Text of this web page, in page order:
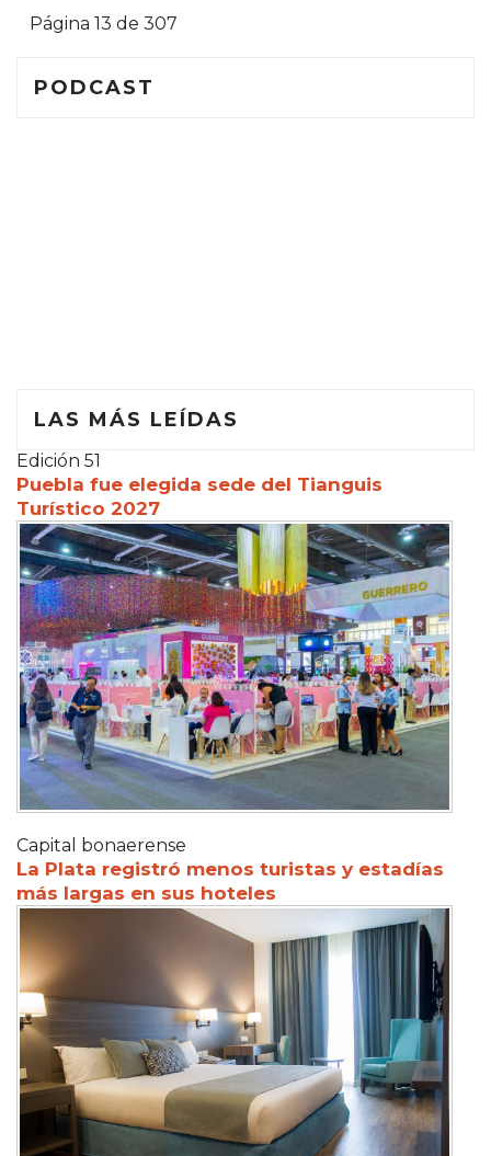
Página 13 de 307
PODCAST
LAS MÁS LEÍDAS
Edición 51
Puebla fue elegida sede del Tianguis
Turístico 2027
Capital bonaerense
La Plata registró menos turistas y estadías
más largas en sus hoteles